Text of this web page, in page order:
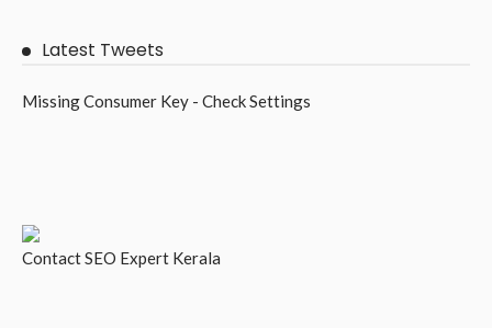
Latest Tweets
Missing Consumer Key - Check Settings
ContactSEO Expert Kerala